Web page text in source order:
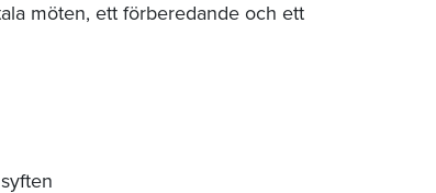
möten, ett förberedande och ett